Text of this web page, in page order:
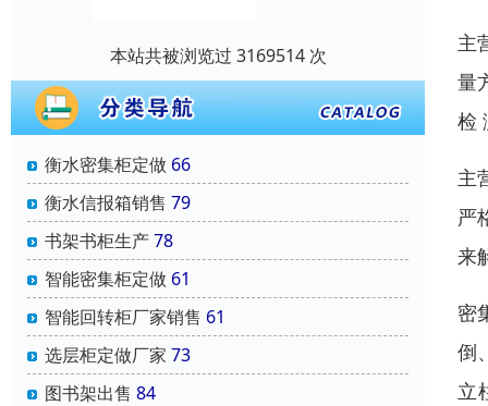
本站共被浏览过 3169514 次
衡水密集柜定做 66
衡水信报箱销售 79
书架书柜生产78
智能密集柜定做 61
智能回转柜厂家销售 61
选层柜定做厂家 73
图书架出售 84
主
量
检
主
严
来
密
倒
立